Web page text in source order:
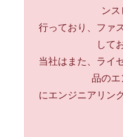
ン
行っており、ファ
して
当社はまた、ライ
品のエ
にエンジニアリン